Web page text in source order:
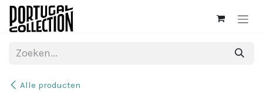
Overslaan naar inhoud
Alle producten